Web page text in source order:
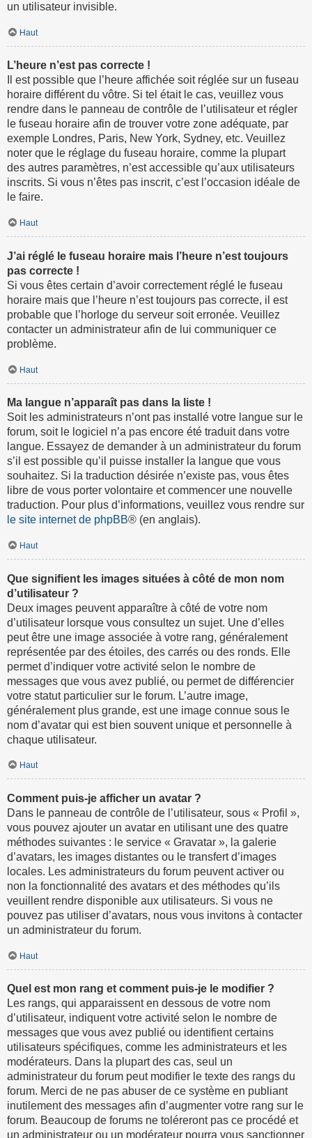
un utilisateur invisible.
Haut
L’heure n’est pas correcte !
Il est possible que l’heure affichée soit réglée sur un fuseau
horaire différent du vôtre. Si tel était le cas, veuillez vous
rendre dans le panneau de contrôle de l’utilisateur et régler
le fuseau horaire afin de trouver votre zone adéquate, par
exemple Londres, Paris, New York, Sydney, etc. Veuillez
noter que le réglage du fuseau horaire, comme la plupart
des autres paramètres, n’est accessible qu’aux utilisateurs
inscrits. Si vous n’êtes pas inscrit, c’est l’occasion idéale de
le faire.
Haut
J’ai réglé le fuseau horaire mais l’heure n’est toujours
pas correcte !
Si vous êtes certain d’avoir correctement réglé le fuseau
horaire mais que l’heure n’est toujours pas correcte, il est
probable que l’horloge du serveur soit erronée. Veuillez
contacter un administrateur afin de lui communiquer ce
problème.
Haut
Ma langue n’apparaît pas dans la liste !
Soit les administrateurs n’ont pas installé votre langue sur le
forum, soit le logiciel n’a pas encore été traduit dans votre
langue. Essayez de demander à un administrateur du forum
s’il est possible qu’il puisse installer la langue que vous
souhaitez. Si la traduction désirée n’existe pas, vous êtes
libre de vous porter volontaire et commencer une nouvelle
traduction. Pour plus d’informations, veuillez vous rendre sur
le site internet de phpBB® (en anglais).
Haut
Que signifient les images situées à côté de mon nom
d’utilisateur ?
Deux images peuvent apparaître à côté de votre nom
d’utilisateur lorsque vous consultez un sujet. Une d’elles
peut être une image associée à votre rang, généralement
représentée par des étoiles, des carrés ou des ronds. Elle
permet d’indiquer votre activité selon le nombre de
messages que vous avez publié, ou permet de différencier
votre statut particulier sur le forum. L’autre image,
généralement plus grande, est une image connue sous le
nom d’avatar qui est bien souvent unique et personnelle à
chaque utilisateur.
Haut
Comment puis-je afficher un avatar ?
Dans le panneau de contrôle de l’utilisateur, sous « Profil »,
vous pouvez ajouter un avatar en utilisant une des quatre
méthodes suivantes : le service « Gravatar », la galerie
d’avatars, les images distantes ou le transfert d’images
locales. Les administrateurs du forum peuvent activer ou
non la fonctionnalité des avatars et des méthodes qu’ils
veuillent rendre disponible aux utilisateurs. Si vous ne
pouvez pas utiliser d’avatars, nous vous invitons à contacter
un administrateur du forum.
Haut
Quel est mon rang et comment puis-je le modifier ?
Les rangs, qui apparaissent en dessous de votre nom
d’utilisateur, indiquent votre activité selon le nombre de
messages que vous avez publié ou identifient certains
utilisateurs spécifiques, comme les administrateurs et les
modérateurs. Dans la plupart des cas, seul un
administrateur du forum peut modifier le texte des rangs du
forum. Merci de ne pas abuser de ce système en publiant
inutilement des messages afin d’augmenter votre rang sur le
forum. Beaucoup de forums ne toléreront pas ce procédé et
un administrateur ou un modérateur pourra vous sanctionner